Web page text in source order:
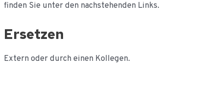
finden Sie unter den nachstehenden Links.
Ersetzen
Extern oder durch einen Kollegen.